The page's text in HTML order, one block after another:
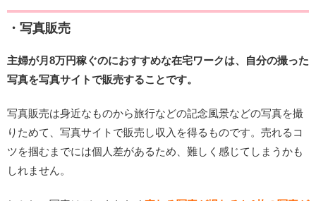
・写真販売
主婦が月8万円稼ぐのにおすすめな在宅ワークは、自分の撮った
写真を写真サイトで販売することです。
写真販売は身近なものから旅行などの記念風景などの写真を撮
りためて、写真サイトで販売し収入を得るものです。売れるコ
ツを掴むまでには個人差があるため、難しく感じてしまうかも
しれません。